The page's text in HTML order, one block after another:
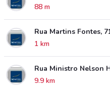
88 m
Rua Martins Fontes,
1 km
Rua Ministro Nelson
9.9 km